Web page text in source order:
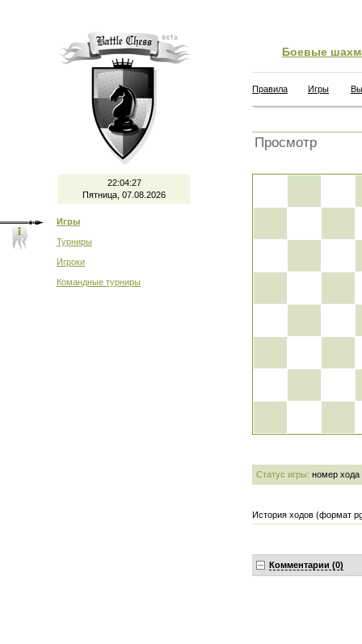
22:04:28
Пятница, 07.08.2026
Игры
Турниры
Игроки
Командные турниры
Боевые
Правила Игры
Просмотр
Статус игры: номер хода
История ходов (формат
Комментарии (0)